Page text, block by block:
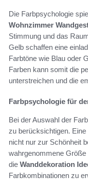
Die Farbpsychologie
Wohnzimmer
Stimmung und das
Gelb schaffen eine
Farbtöne wie Blau oder
Farben kann somit die
unterstreichen und die
Farbpsychologie für
Bei der Auswahl der
zu berücksichtigen.
nicht nur zur Schönheit
wahrgenommene
die Wanddekoration
Farbkombinationen zu